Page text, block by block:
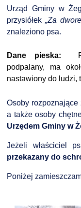
CZYSTE POWIETRZE
Urząd Gminy w
przysiółek „Za
znaleziono psa.
Dane pieska:
podpalany, ma
nastawiony do ludzi,
Osoby rozpoznające
a także osoby
Urzędem Gminy w
Jeżeli właściciel
przekazany do
Poniżej